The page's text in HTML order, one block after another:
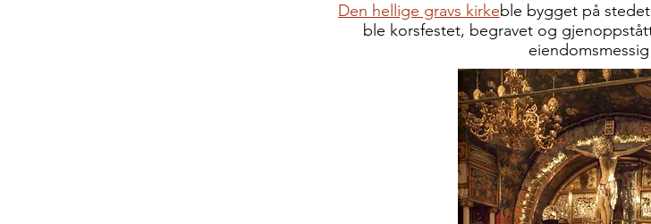
Den hellige gravs kirkeble bygget på
ble korsfestet, begravet og